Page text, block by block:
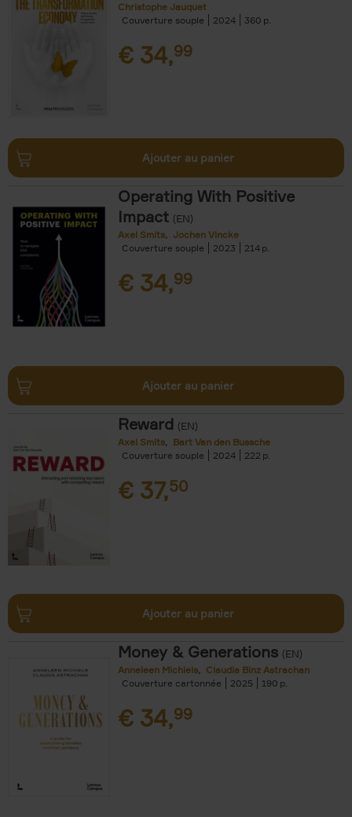
Christophe Jauquet
Couverture souple
2024 360
€ 34,99
Ajouter au panier
Operating With Positive
Impact (EN)
Axel Smits
Jochen Vincke
Couverture souple
2023 214
€ 34,99
Ajouter au panier
Reward (EN)
Axel Smits
Bart Van den Bussche
Couverture souple
2024 222
€ 37,50
Ajouter au panier
Money & Generations (EN)
Anneleen Michiels
Claudia Binz Astrachan
Couverture cartonnée
2025 190
€ 34,99